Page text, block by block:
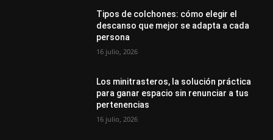
Tipos de colchones: cómo elegir el
descanso que mejor se adapta a cada
persona
16 julio, 2026
Los minitrasteros, la solución práctica
para ganar espacio sin renunciar a tus
pertenencias
16 julio, 2026